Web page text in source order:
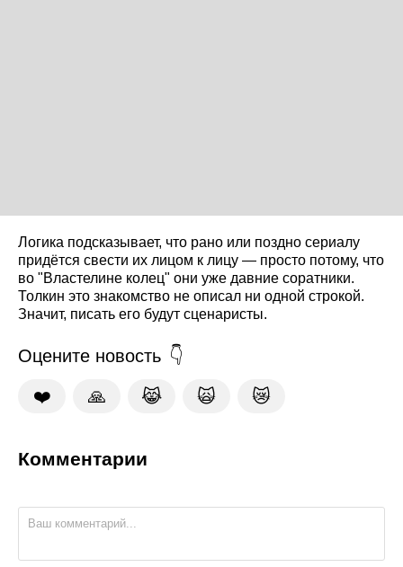
Логика подсказывает, что рано или поздно сериалу
придётся свести их лицом к лицу — просто потому, что
во "Властелине колец" они уже давние соратники.
Толкин это знакомство не описал ни одной строкой.
Значит, писать его будут сценаристы.
Оцените новость
❤️ 🙏 😹 🙀 😿
Комментарии